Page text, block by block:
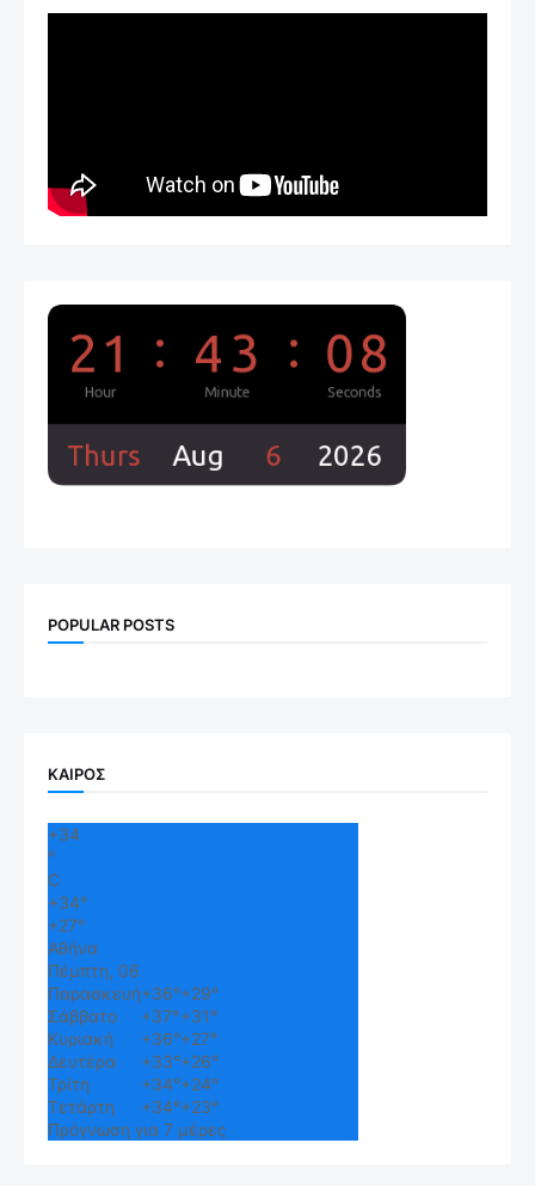
POPULAR POSTS
ΚΑΙΡΟΣ
+34
°
C
+34°
+27°
Αθήνα
Πέμπτη, 06
Παρασκευή+36°+29°
Σάββατο
+37°+31°
Κυριακή
+36°+27°
Δευτέρα
+33°+26°
Τρίτη
+34°+24°
Τετάρτη
+34°+23°
Πρόγνωση για 7 μέρες